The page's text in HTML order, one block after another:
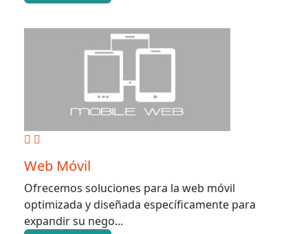
Web Móvil
Ofrecemos soluciones para la web móvil
optimizada y diseñada específicamente para
expandir su nego...